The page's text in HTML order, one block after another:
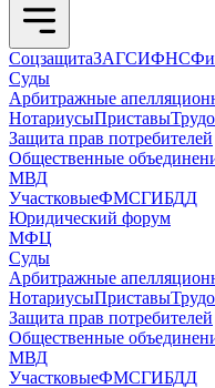
СоцзащитаЗАГСИФНС
Суды
Арбитражные
НотариусыПриставы
Защита прав потребителей
Общественные
МВД
УчастковыеФМСГИБДД
Юридический форум
МФЦ
Суды
Арбитражные
НотариусыПриставы
Защита прав потребителей
Общественные
МВД
УчастковыеФМСГИБДД